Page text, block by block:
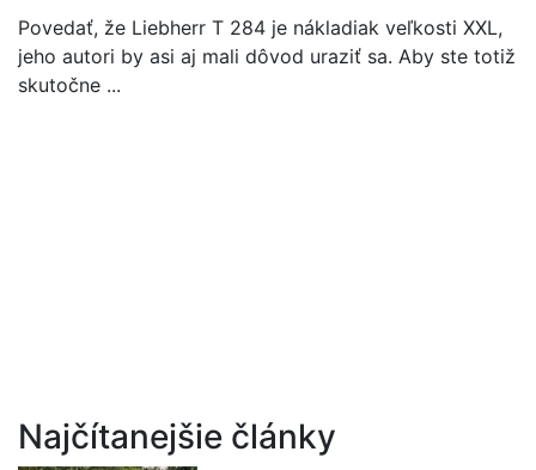
Povedať, že Liebherr T 284 je nákladiak veľkosti XXL,
jeho autori by asi aj mali dôvod uraziť sa. Aby ste totiž
skutočne ...
Najčítanejšie články